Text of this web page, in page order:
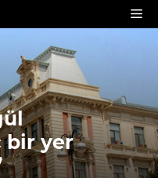
bir yer